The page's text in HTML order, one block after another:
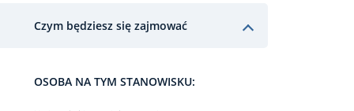
Czym będziesz się zajmować
OSOBA NA TYM STANOWISKU: